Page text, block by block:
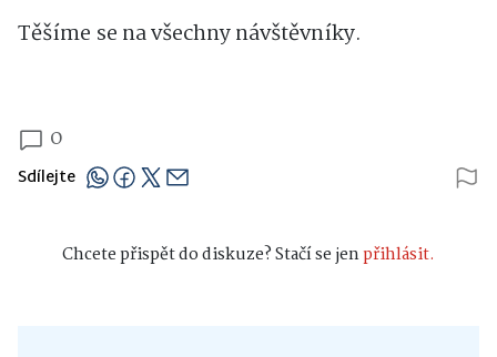
Těšíme se na všechny návštěvníky.
0
Sdílejte
Chcete přispět do diskuze? Stačí se jenpřihlásit.